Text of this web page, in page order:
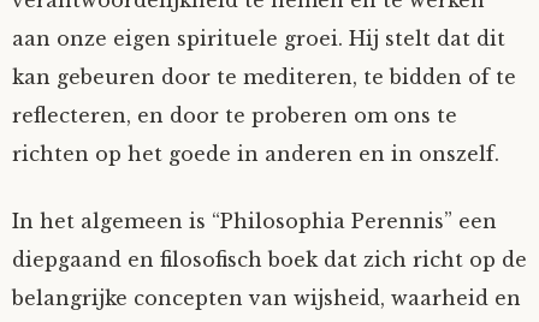
aan onze eigen spirituele groei. Hij stelt dat dit
kan gebeuren door te mediteren, te bidden of te
reflecteren, en door te proberen om ons te
richten op het goede in anderen en in onszelf.
In het algemeen is “Philosophia Perennis” een
diepgaand en filosofisch boek dat zich richt op de
belangrijke concepten van wijsheid, waarheid en